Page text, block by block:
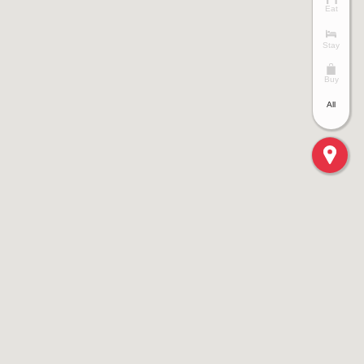
Eat
Stay
Buy
All